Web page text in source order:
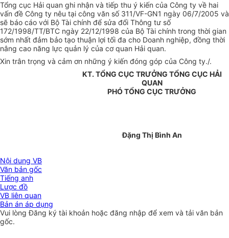
Tổng cục Hải quan ghi nhận và tiếp thu ý kiến của Công ty về hai
vấn đề Công ty nêu tại công văn số 311/VF-GN1 ngày 06/7/2005 và
sẽ báo cáo với Bộ Tài chính để sửa đổi Thông tư số
172/1998/TT/BTC ngày 22/12/1998 của Bộ Tài chính trong thời gian
sớm nhất đảm bảo tạo thuận lợi tối đa cho Doanh nghiệp, đồng thời
nâng cao năng lực quản lý của cơ quan Hải quan.
Xin trân trọng và cảm ơn những ý kiến đóng góp của Công ty./.
KT. TỔNG CỤC TRƯỞNG TỔNG CỤC HẢI
QUAN
PHÓ TỔNG CỤC TRƯỞNG
Đặng Thị Bình An
Nội dung VB
Văn bản gốc
Tiếng anh
Lược đồ
VB liên quan
Bản án áp dụng
Vui lòngĐăng ký tài khoản hoặc đăng nhập để xem và tải văn bản
gốc.